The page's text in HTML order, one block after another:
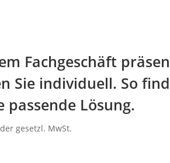
Fachgeschäft
Sie individuell. So
Lösung.
gesetzl. MwSt.